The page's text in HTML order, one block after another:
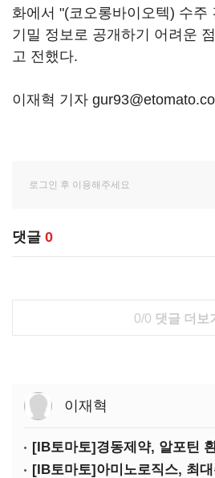
화에서 "(코오롱바이오텍) 수주
기밀 정보로 공개하기 어려운
고 전했다.
이재혁 기자
댓글 0
0/0 댓글 더보
이재혁